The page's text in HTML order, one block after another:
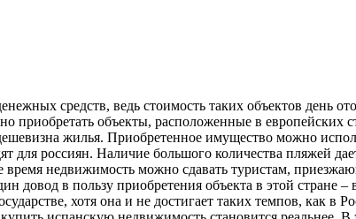
средств, ведь стоимость таких объектов день
приобретать объекты, расположенные в европейских
жилья. Приобретенное имущество можно
россиян. Наличие большого количества пляжей
недвижимость можно сдавать туристам,
довод в пользу приобретения объекта в этой
хотя она и не достигает таких темпов, как